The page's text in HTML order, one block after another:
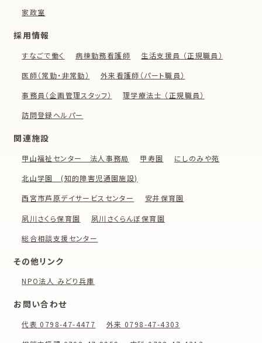
家政室
採用情報
すなごで働く 病棟勤務看護師 生活支援員 （正規職員）
医師（常勤・非常勤） 外来看護師（パート職員）
事務員（企画管理スタッフ） 理学療法士 （正規職員）
訪問登録ヘルパー
関連施設
甲山福祉センター 法人事務局 甲寿園 にしのみや苑
北山学園 (知的障害児通園施設)
西宮市芦原デイサービスセンター 安井保育園
夙川さくら保育園 夙川さくらんぼ保育園
総合相談支援センター
その他リンク
NPO法人 みどり兵庫
お問い合わせ
代表 0798-47-4477 外来 0798-47-4303